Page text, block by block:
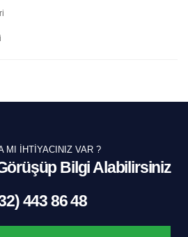
MI İHTIYACINIZ VAR ?
Bilgi Alabilirsiniz
443 86 48